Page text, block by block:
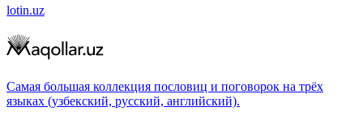
lotin.uz
Самая большая коллекция пословиц и поговорок на трёх
языках (узбекский, русский, английский).